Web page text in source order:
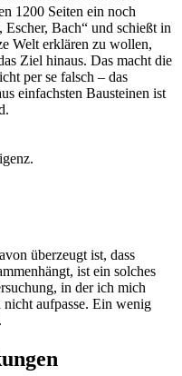
1200 Seiten ein noch
Bach“ und schießt in
Welt erklären zu wollen,
Ziel hinaus. Das macht die
per se falsch – das
einfachsten Bausteinen ist
überzeugt ist, dass
ist ein solches
in der ich mich
aufpasse. Ein wenig